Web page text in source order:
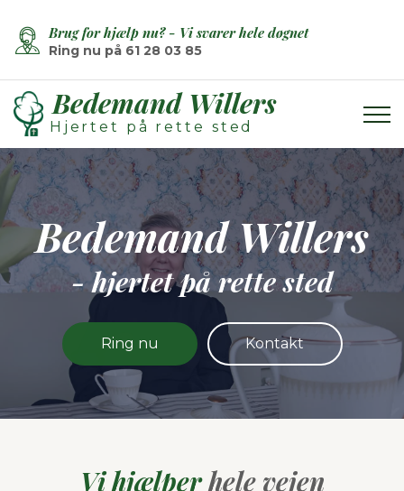
Brug for hjælp nu? - Vi svarer hele døgnet
Ring nu på 61 28 03 85
Bedemand Willers
Hjertet på rette sted
Bedemand Willers
- hjertet på rette sted
Ring nu Kontakt
Vi hjælperhele vejen